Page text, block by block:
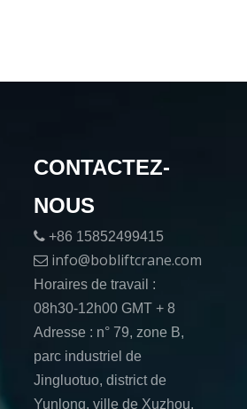
CONTACTEZ-
NOUS
 +86 15852499415
 info@bobliftcrane.com
Horaires de travail :
08h30-12h00 GMT + 8
Adresse : n° 79, zone B,
parc industriel de
Jingluotuo, district de
Yunlong, ville de Xuzhou,